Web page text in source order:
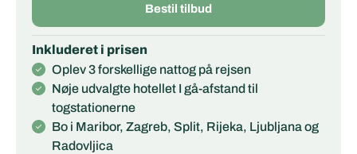
Bestil tilbud
Inkluderet i prisen
Oplev 3 forskellige nattog på rejsen
Nøje udvalgte hotellet I gå-afstand til
togstationerne
Bo i Maribor, Zagreb, Split, Rijeka, Ljubljana og
Radovljica